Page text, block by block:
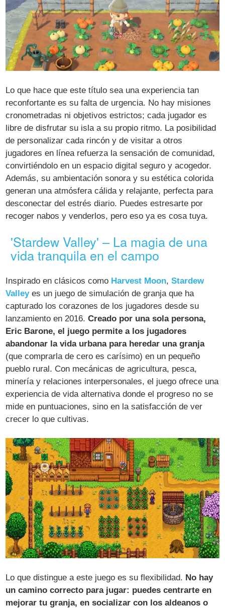
Lo que hace que este título sea una experiencia tan
reconfortante es su falta de urgencia. No hay misiones
cronometradas ni objetivos estrictos; cada jugador es
libre de disfrutar su isla a su propio ritmo. La posibilidad
de personalizar cada rincón y de visitar a otros
jugadores en línea refuerza la sensación de comunidad,
convirtiéndolo en un espacio digital seguro y acogedor.
Además, su ambientación sonora y su estética colorida
generan una atmósfera cálida y relajante, perfecta para
desconectar del estrés diario. Puedes estresarte por
recoger nabos y venderlos, pero eso ya es cosa tuya.
'Stardew Valley' – La magia de una
vida tranquila en el campo
Inspirado en clásicos como Harvest Moon,Stardew
Valleyes un juego de simulación de granja que ha
capturado los corazones de los jugadores desde su
lanzamiento en 2016. Creado por una sola persona,
Eric Barone, el juego permite a los jugadores
abandonar la vida urbana para heredar una granja
(que comprarla de cero es carísimo) en un pequeño
pueblo rural. Con mecánicas de agricultura, pesca,
minería y relaciones interpersonales, el juego ofrece una
experiencia de vida alternativa donde el progreso no se
mide en puntuaciones, sino en la satisfacción de ver
crecer lo que cultivas.
Lo que distingue a este juego es su flexibilidad. No hay
un camino correcto para jugar: puedes centrarte en
mejorar tu granja, en socializar con los aldeanos o